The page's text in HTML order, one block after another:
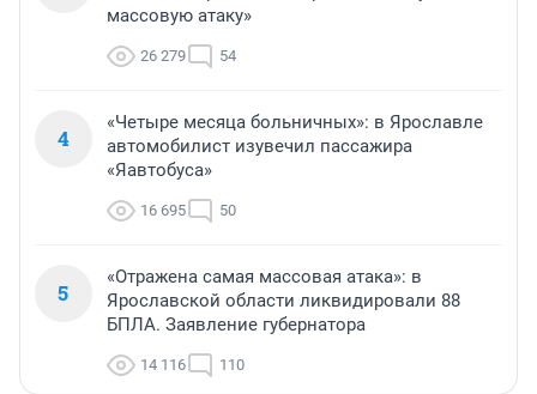
массовую атаку»
26 279 54
4
«Четыре месяца больничных»: в Ярославле
автомобилист изувечил пассажира
«Яавтобуса»
16 695 50
5
«Отражена самая массовая атака»: в
Ярославской области ликвидировали 88
БПЛА. Заявление губернатора
14 116 110